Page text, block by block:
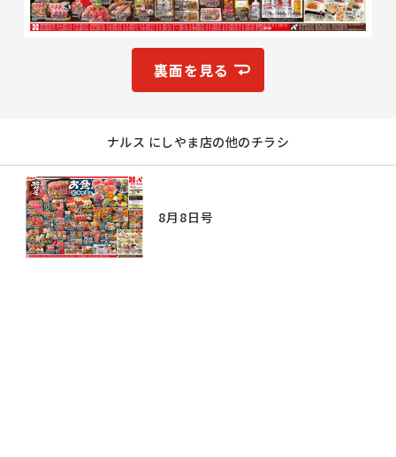
裏面を見る
ナルス にしやま店の他のチラシ
8月8日号